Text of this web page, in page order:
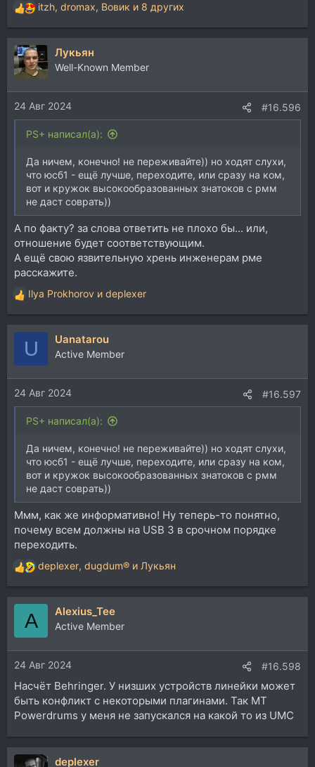
Р
е
а
к
ц
и
и
:
itzh, dromax, Вовик и 8 других
Лукьян
Well-Known Member
24 Авг 2024 #16.596
PS+ написал(а):
Да ничем, конечно! не переживайте)) но ходят слухи,
что юсб1 - ещё лучше, переходите, или сразу на ком,
вот и кружок высокообразованных знатоков с рмм
не даст соврать))
А по факту? за слова ответить не плохо бы... или,
отношение будет соответствующим.
А ещё свою язвительную хрень инженерам рме
расскажите.
Р
е
а
и
и
:
Ilya Prokhorov и deplexer
U Uanatarou
Active Member
24 Авг 2024 #16.597
PS+ написал(а):
Да ничем, конечно! не переживайте)) но ходят слухи,
что юсб1 - ещё лучше, переходите, или сразу на ком,
вот и кружок высокообразованных знатоков с рмм
не даст соврать))
Ммм, как же информативно! Ну теперь-то понятно,
почему всем должны на USB 3 в срочном порядке
переходить.
Р
е
а
и
и
:
deplexer, dugdum® и Лукьян
A Alexius_Tee
Active Member
24 Авг 2024 #16.598
Насчёт Behringer. У низших устройств линейки может
быть конфликт с некоторыми плагинами. Так MT
Powerdrums у меня не запускался на какой то из UMC
deplexer